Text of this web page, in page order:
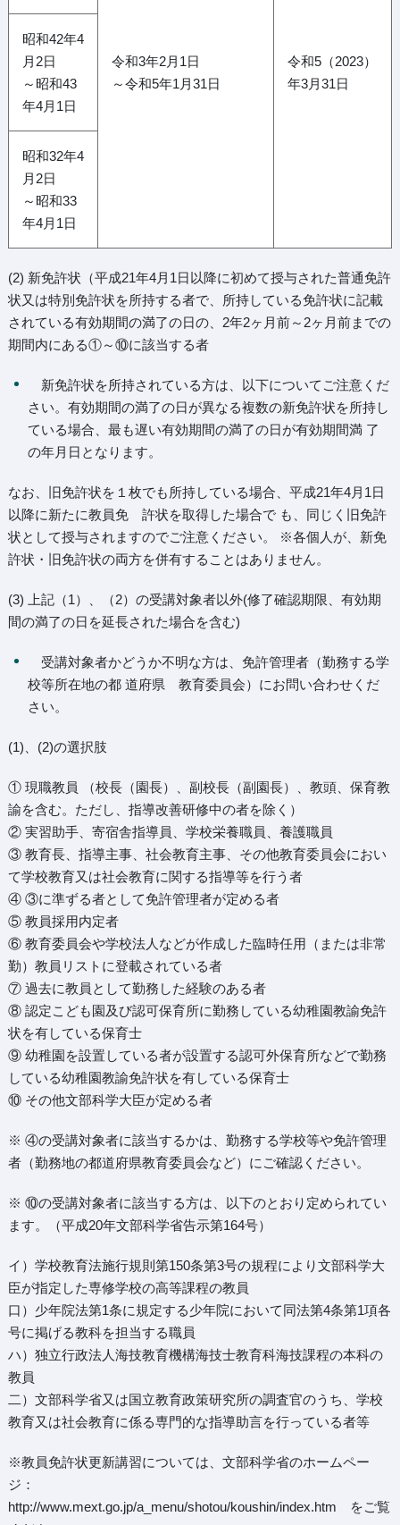
令和3年2月1日
～令和5年1月31日
令和5（2023）
年3月31日
昭和42年4
月2日
～昭和43
年4月1日
昭和32年4
月2日
～昭和33
年4月1日
(2) 新免許状（平成21年4月1日以降に初めて授与された普通免許
状又は特別免許状を所持する者で、所持している免許状に記載
されている有効期間の満了の日の、2年2ヶ月前～2ヶ月前までの
期間内にある①～⑩に該当する者
新免許状を所持されている方は、以下についてご注意くだ
さい。有効期間の満了の日が異なる複数の新免許状を所持し
ている場合、最も遅い有効期間の満了の日が有効期間満 了
の年月日となります。
なお、旧免許状を１枚でも所持している場合、平成21年4月1日
以降に新たに教員免 許状を取得した場合で も、同じく旧免許
状として授与されますのでご注意ください。 ※各個人が、新免
許状・旧免許状の両方を併有することはありません。
(3) 上記（1）、（2）の受講対象者以外(修了確認期限、有効期
間の満了の日を延長された場合を含む)
受講対象者かどうか不明な方は、免許管理者（勤務する学
校等所在地の都 道府県 教育委員会）にお問い合わせくだ
さい。
(1)、(2)の選択肢
① 現職教員 （校長（園長）、副校長（副園長）、教頭、保育教
諭を含む。ただし、指導改善研修中の者を除く）
② 実習助手、寄宿舎指導員、学校栄養職員、養護職員
③ 教育長、指導主事、社会教育主事、その他教育委員会におい
て学校教育又は社会教育に関する指導等を行う者
④ ③に準ずる者として免許管理者が定める者
⑤ 教員採用内定者
⑥ 教育委員会や学校法人などが作成した臨時任用（または非常
勤）教員リストに登載されている者
⑦ 過去に教員として勤務した経験のある者
⑧ 認定こども園及び認可保育所に勤務している幼稚園教諭免許
状を有している保育士
⑨ 幼稚園を設置している者が設置する認可外保育所などで勤務
している幼稚園教諭免許状を有している保育士
⑩ その他文部科学大臣が定める者
※ ④の受講対象者に該当するかは、勤務する学校等や免許管理
者（勤務地の都道府県教育委員会など）にご確認ください。
※ ⑩の受講対象者に該当する方は、以下のとおり定められてい
ます。（平成20年文部科学省告示第164号）
イ）学校教育法施行規則第150条第3号の規程により文部科学大
臣が指定した専修学校の高等課程の教員
口）少年院法第1条に規定する少年院において同法第4条第1項各
号に掲げる教科を担当する職員
ハ）独立行政法人海技教育機構海技士教育科海技課程の本科の
教員
二）文部科学省又は国立教育政策研究所の調査官のうち、学校
教育又は社会教育に係る専門的な指導助言を行っている者等
※教員免許状更新講習については、文部科学省のホームペー
ジ：
http://www.mext.go.jp/a_menu/shotou/koushin/index.htm をご覧